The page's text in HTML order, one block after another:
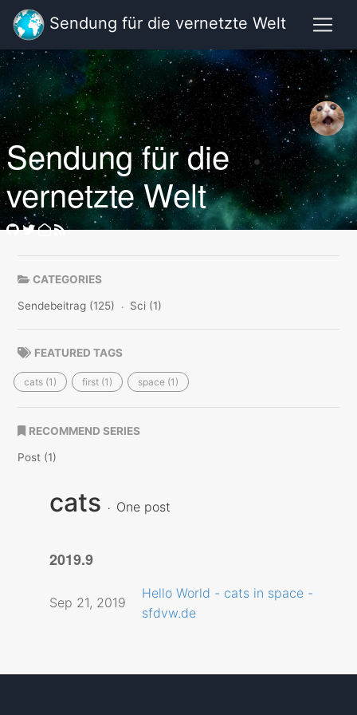
Sendung für die vernetzte Welt
Sendung für die
vernetzte Welt
CATEGORIES
Sendebeitrag (125) Sci (1)
FEATURED TAGS
cats (1) first (1) space (1)
RECOMMEND SERIES
Post (1)
cats One post
2019.9
Sep 21, 2019
Hello World - cats in space -
sfdvw.de